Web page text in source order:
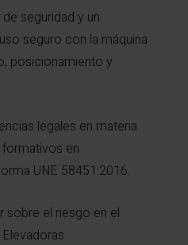
seguridad y un
seguro con la máquina
posicionamiento y
legales en materia
en
UNE 58451:2016.
sobre el riesgo en el